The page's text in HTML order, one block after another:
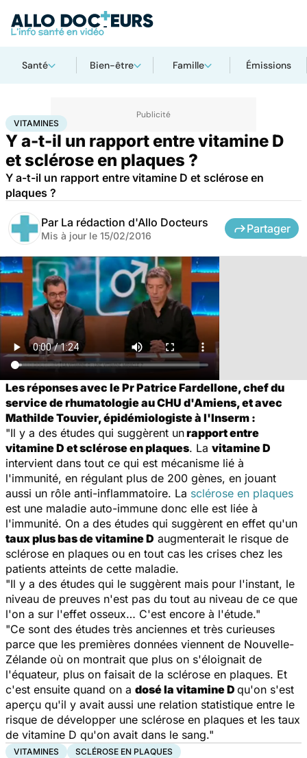
Santé Bien-être Famille Émissions
AccueilSanté Vitamines
VITAMINES
Y a-t-il un rapport entre vitamine D
et sclérose en plaques ?
Y a-t-il un rapport entre vitamine D et sclérose en
plaques ?
Par La rédaction d'Allo Docteurs
Mis à jour le 15/02/2016
Partager
Les réponses avec le Pr Patrice Fardellone, chef du
service de rhumatologie au CHU d'Amiens, et avec
Mathilde Touvier, épidémiologiste à l'Inserm :
"Il y a des études qui suggèrent unrapport entre
vitamine D et sclérose en plaques. La vitamine D
intervient dans tout ce qui est mécanisme lié à
l'immunité, en régulant plus de 200 gènes, en jouant
aussi un rôle anti-inflammatoire. La sclérose en plaques
est une maladie auto-immune donc elle est liée à
l'immunité. On a des études qui suggèrent en effet qu'un
taux plus bas de vitamine D augmenterait le risque de
sclérose en plaques ou en tout cas les crises chez les
patients atteints de cette maladie.
"Il y a des études qui le suggèrent mais pour l'instant, le
niveau de preuves n'est pas du tout au niveau de ce que
l'on a sur l'effet osseux… C'est encore à l'étude."
"Ce sont des études très anciennes et très curieuses
parce que les premières données viennent de Nouvelle-
Zélande où on montrait que plus on s'éloignait de
l'équateur, plus on faisait de la sclérose en plaques. Et
c'est ensuite quand on a dosé la vitamine D qu'on s'est
aperçu qu'il y avait aussi une relation statistique entre le
risque de développer une sclérose en plaques et les taux
de vitamine D qu'on avait dans le sang."
VITAMINES SCLÉROSE EN PLAQUES